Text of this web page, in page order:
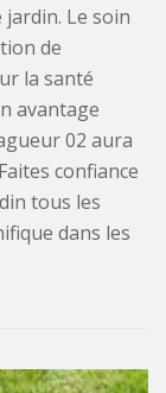
Le soin
de
la santé
avantage
02 aura
confiance
tous les
dans les